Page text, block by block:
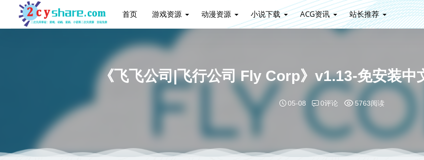
首页 游戏资源 动漫资源 小说下载 ACG资讯 站长推荐
《飞飞公司|飞行公司 Fly Corp》v1.13-免安装中
05-08 0评论 5763阅读